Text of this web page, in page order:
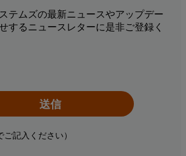
テムズの最新ニュースやアップデー
するニュースレターに是非ご登録く
送信
記入ください）